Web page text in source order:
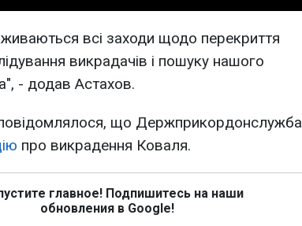
всі заходи щодо перекриття
викрадачів і пошуку нашого
- додав Астахов.
що Держприкордонслужба
про викрадення Коваля.
главное! Подпишитесь на наши
обновления в Google!